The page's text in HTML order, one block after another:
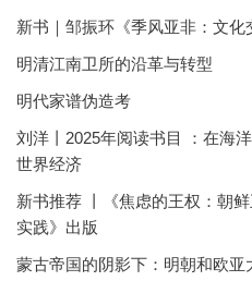
新书｜邹振环《季风亚非：文化
明清江南卫所的沿革与转型
明代家谱伪造考
刘洋丨2025年阅读书目 ：在海
世界经济
新书推荐 丨《焦虑的王权：朝
实践》出版
蒙古帝国的阴影下：明朝和欧亚